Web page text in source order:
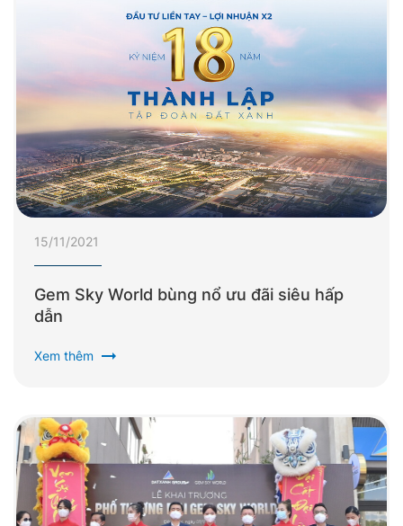
15/11/2021
Gem Sky World bùng nổ ưu đãi siêu hấp
dẫn
Xem thêm arrow_right_alt